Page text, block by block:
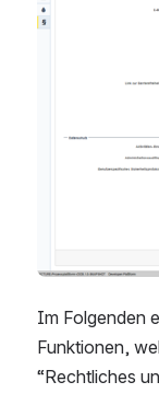
Im Folgenden
Funktionen,
“Rechtliches